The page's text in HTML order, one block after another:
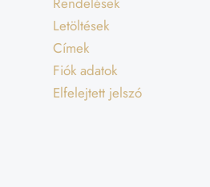
Letöltések
Címek
Fiók adatok
Elfelejtett jelszó